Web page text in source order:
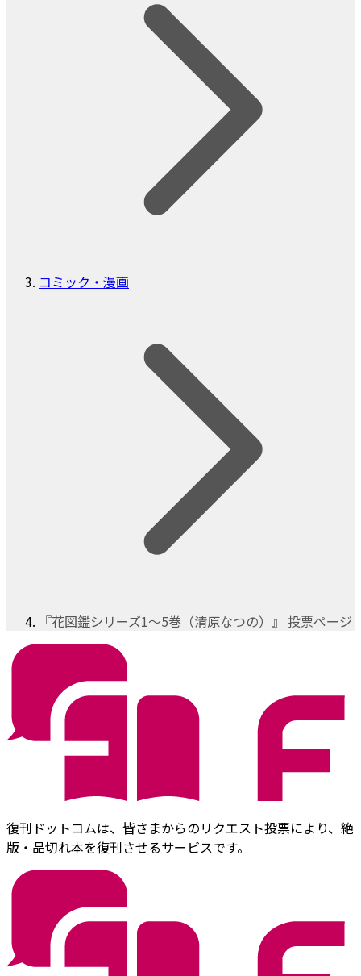
コミック・漫画
『花図鑑シリーズ1～5巻（清原なつの）』 投票ページ
復刊ドットコムは、皆さまからのリクエスト投票により、絶
版・品切れ本を復刊させるサービスです。